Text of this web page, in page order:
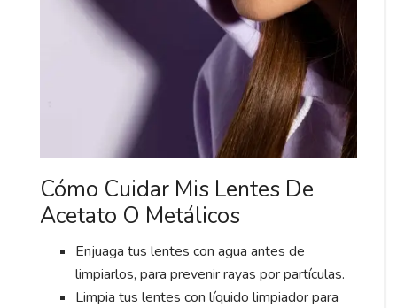
Cómo Cuidar Mis Lentes De
Acetato O Metálicos
Enjuaga tus lentes con agua antes de
limpiarlos, para prevenir rayas por partículas.
Limpia tus lentes con líquido limpiador para